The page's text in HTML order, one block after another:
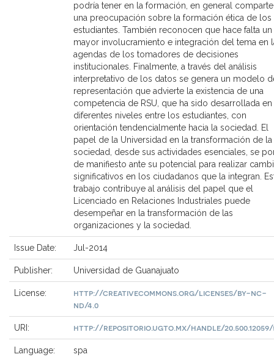
podría tener en la formación, en general
una preocupación sobre la formación ética de los
estudiantes. También reconocen que hace falta un
mayor involucramiento e integración del tema en
agendas de los tomadores de decisiones
institucionales. Finalmente, a través del análisis
interpretativo de los datos se genera un modelo
representación que advierte la existencia de una
competencia de RSU, que ha sido desarrollada en
diferentes niveles entre los estudiantes, con
orientación tendencialmente hacia la sociedad. El
papel de la Universidad en la transformación de la
sociedad, desde sus actividades esenciales, se
de manifiesto ante su potencial para realizar
significativos en los ciudadanos que la integran.
trabajo contribuye al análisis del papel que el
Licenciado en Relaciones Industriales puede
desempeñar en la transformación de las
organizaciones y la sociedad.
Issue Date: Jul-2014
Publisher: Universidad de Guanajuato
License:
http://creativecommons.org/licenses/by-nc-
nd/4.0
URI: http://repositorio.ugto.mx/handle/20.500.12059/
Language: spa